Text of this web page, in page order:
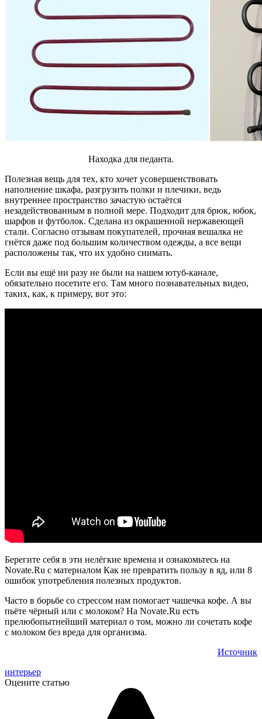
Находка для педанта.
Полезная вещь для тех, кто хочет усовершенствовать
наполнение шкафа, разгрузить полки и плечики, ведь
внутреннее пространство зачастую остаётся
незадействованным в полной мере. Подходит для брюк, юбок,
шарфов и футболок. Сделана из окрашенной нержавеющей
стали. Согласно отзывам покупателей, прочная вешалка не
гнётся даже под большим количеством одежды, а все вещи
расположены так, что их удобно снимать.
Если вы ещё ни разу не были на нашем ютуб-канале,
обязательно посетите его. Там много познавательных видео,
таких, как, к примеру, вот это:
Берегите себя в эти нелёгкие времена и ознакомьтесь на
Novate.Ru с материалом Как не превратить пользу в яд, или 8
ошибок употребления полезных продуктов.
Часто в борьбе со стрессом нам помогает чашечка кофе. А вы
пьёте чёрный или с молоком? На Novate.Ru есть
прелюбопытнейший материал о том, можно ли сочетать кофе
с молоком без вреда для организма.
Источник
интерьер
Оцените статью